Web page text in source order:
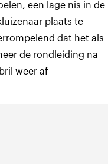
een lage nis in de
plaats te
dat het als
de rondleiding na
weer af